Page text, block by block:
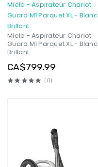
Miele - Aspirateur Chariot
Guard M1 Parquet XL - Blanc
Brillant
Miele - Aspirateur Chariot
Guard M1 Parquet XL - Blanc
Brillant
CA$799.99
(0)